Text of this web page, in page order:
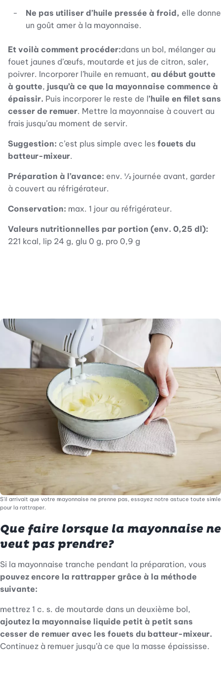
Ne pas utiliser d’huile pressée à froid, elle donne
un goût amer à la mayonnaise.
Et voilà comment procéder:dans un bol, mélanger au
fouet jaunes d’œufs, moutarde et jus de citron, saler,
poivrer. Incorporer l’huile en remuant, au début goutte
à goutte, jusqu’à ce que la mayonnaise commence à
épaissir. Puis incorporer le reste de l’huile en filet sans
cesser de remuer. Mettre la mayonnaise à couvert au
frais jusqu’au moment de servir.
Suggestion: c’est plus simple avec les fouets du
batteur-mixeur.
Préparation à l’avance: env. ½ journée avant, garder
à couvert au réfrigérateur.
Conservation: max. 1 jour au réfrigérateur.
Valeurs nutritionnelles par portion (env. 0,25 dl):
221 kcal, lip 24 g, glu 0 g, pro 0,9 g
S'il arrivait que votre mayonnaise ne prenne pas, essayez notre astuce toute simle
pour la rattraper.
Que faire lorsque la mayonnaise ne
veut pas prendre?
Si la mayonnaise tranche pendant la préparation, vous
pouvez encore la rattrapper grâce à la méthode
suivante:
mettrez 1 c. s. de moutarde dans un deuxième bol,
ajoutez la mayonnaise liquide petit à petit sans
cesser de remuer avec les fouets du batteur-mixeur.
Continuez à remuer jusqu’à ce que la masse épaississe.